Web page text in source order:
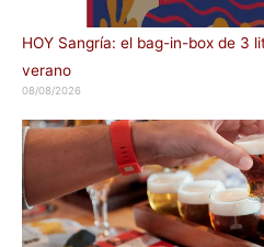
HOY Sangría: el bag-in-box de 3
verano
08/08/2026